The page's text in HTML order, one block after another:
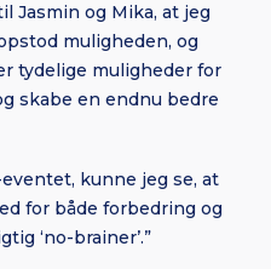
Jasmin og Mika, at jeg
muligheden, og
tydelige muligheder for
skabe en endnu bedre
kunne jeg se, at
for både forbedring og
‘no-brainer’.”